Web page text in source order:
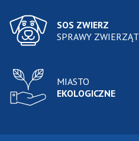
SOS ZWIERZ
SPRAWY ZWIERZĄT
MIASTO
EKOLOGICZNE